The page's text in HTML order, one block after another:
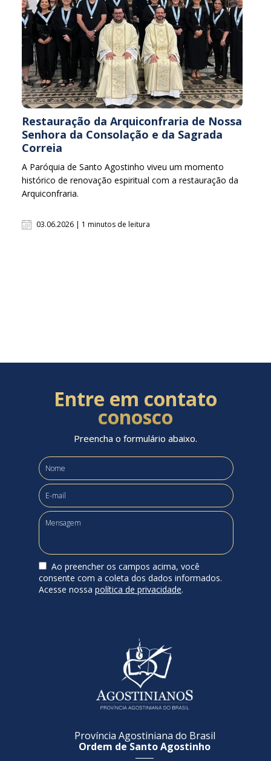
Restauração da Arquiconfraria de Nossa
Senhora da Consolação e da Sagrada
Correia
A Paróquia de Santo Agostinho viveu um momento
histórico de renovação espiritual com a restauração da
Arquiconfraria.
03.06.2026 | 1 minutos de leitura
Entre em contato
conosco
Preencha o formulário abaixo.
Ao preencher os campos acima, você
consente com a coleta dos dados informados.
Acesse nossa política de privacidade.
Província Agostiniana do Brasil
Ordem de Santo Agostinho